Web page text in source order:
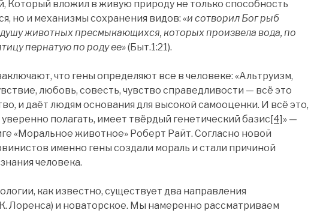
Который вложил в живую природу не только способность
но и механизмы сохранения видов: «и сотворил Бог рыб
животных пресмыкающихся, которых произвела вода, по
пернатую по роду ее»(Быт.1:21).
что гены определяют все в человеке: «Альтруизм,
любовь, совесть, чувство справедливости — всё это
и даёт людям основания для высокой самооценки. И всё это,
полагать, имеет твёрдый генетический базис[4]» —
«Моральное животное» Роберт Райт. Согласно новой
именно гены создали мораль и стали причиной
человека.
как известно, существует два направления
Лоренса) и новаторское. Мы намеренно рассматриваем